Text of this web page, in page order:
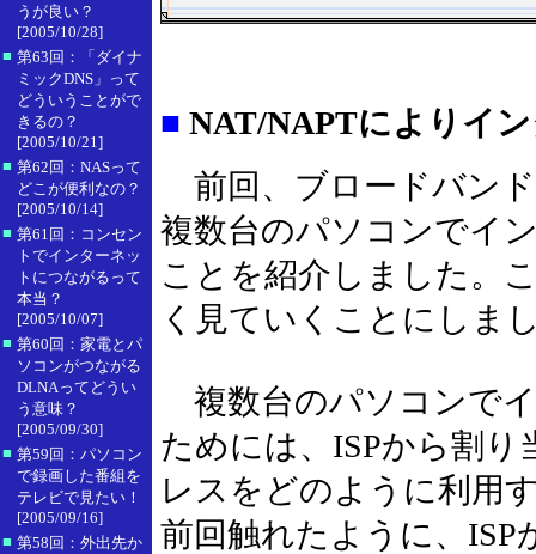
うが良い？
[2005/10/28]
■ 第63回：「ダイナ
ミックDNS」って
どういうことがで
きるの？
[2005/10/21]
■ 第62回：NASって
どこが便利なの？
[2005/10/14]
■ 第61回：コンセン
トでインターネッ
トにつながるって
本当？
[2005/10/07]
■ 第60回：家電とパ
ソコンがつながる
DLNAってどうい
う意味？
[2005/09/30]
■ 第59回：パソコン
で録画した番組を
テレビで見たい！
[2005/09/16]
■ 第58回：外出先か
■ NAT/NAPTによりイ
前回、ブロードバン
複数台のパソコンでイ
ことを紹介しました。
く見ていくことにしま
複数台のパソコンで
ためには、ISPから割
レスをどのように利用
前回触れたように、